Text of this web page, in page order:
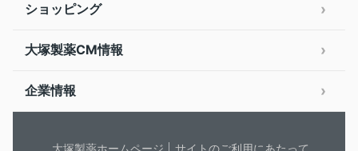
ショッピング
大塚製薬CM情報
企業情報